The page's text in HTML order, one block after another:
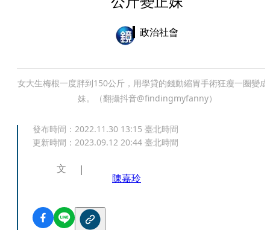
政治社會
女大生梅根一度胖到150公斤，用學貸的錢動縮胃手術狂瘦一圈變
妹。（翻攝抖音@findingmyfanny）
發布時間： 2022.11.30 13:15 臺北時間
更新時間： 2023.09.12 20:44 臺北時間
文
陳嘉玲